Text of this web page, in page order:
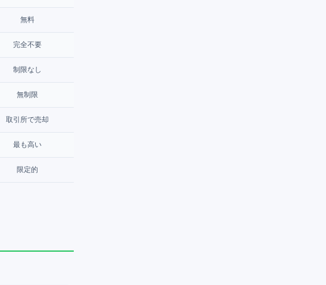
無料
完全不要
制限なし
無制限
取引所で売却
最も高い
限定的